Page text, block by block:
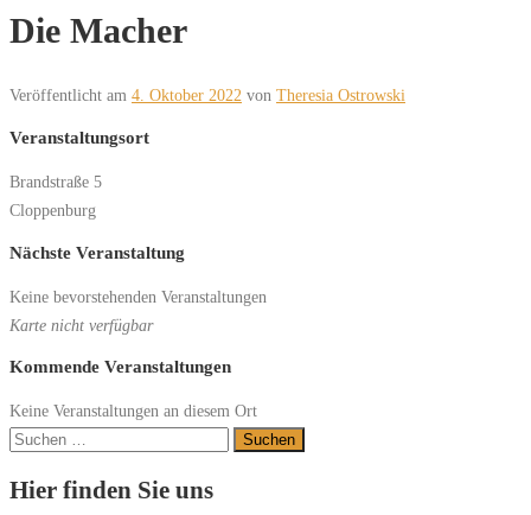
Die Macher
Veröffentlicht am 4. Oktober 2022 von Theresia Ostrowski
Veranstaltungsort
Brandstraße 5
Cloppenburg
Nächste Veranstaltung
Keine bevorstehenden Veranstaltungen
Karte nicht verfügbar
Kommende Veranstaltungen
Keine Veranstaltungen an diesem Ort
Suchen
Hier finden Sie uns